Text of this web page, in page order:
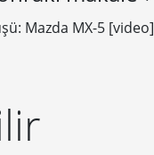
Mazda MX-5 [video]